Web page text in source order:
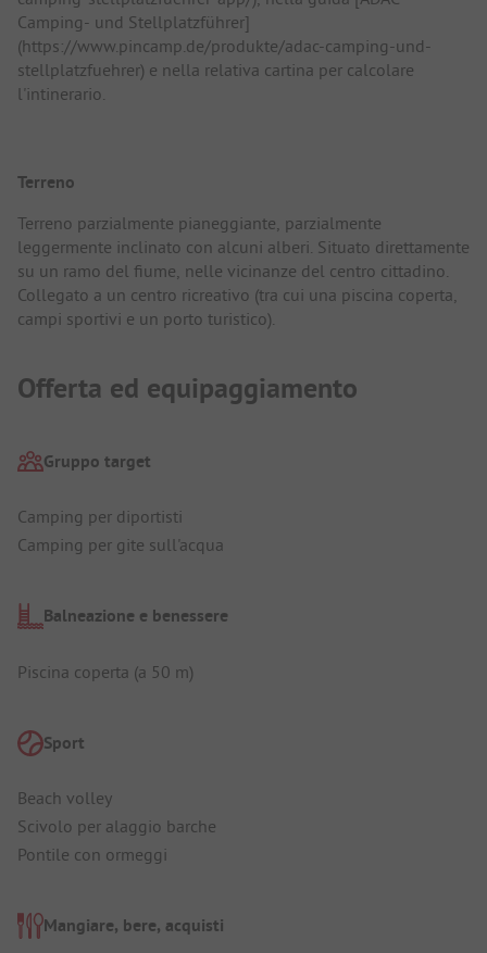
Camping- und Stellplatzführer]
(https://www.pincamp.de/produkte/adac-camping-und-
stellplatzfuehrer) e nella relativa cartina per calcolare
l'intinerario.
Terreno
Terreno parzialmente pianeggiante, parzialmente
leggermente inclinato con alcuni alberi. Situato direttamente
su un ramo del fiume, nelle vicinanze del centro cittadino.
Collegato a un centro ricreativo (tra cui una piscina coperta,
campi sportivi e un porto turistico).
Offerta ed equipaggiamento
Gruppo target
Camping per diportisti
Camping per gite sull'acqua
Balneazione e benessere
Piscina coperta (a 50 m)
Sport
Beach volley
Scivolo per alaggio barche
Pontile con ormeggi
Mangiare, bere, acquisti